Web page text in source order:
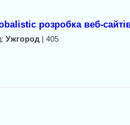
розробка веб-
Ужгород | 405